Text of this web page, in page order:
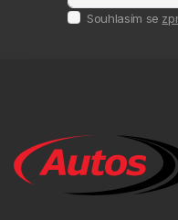
Souhlasím se